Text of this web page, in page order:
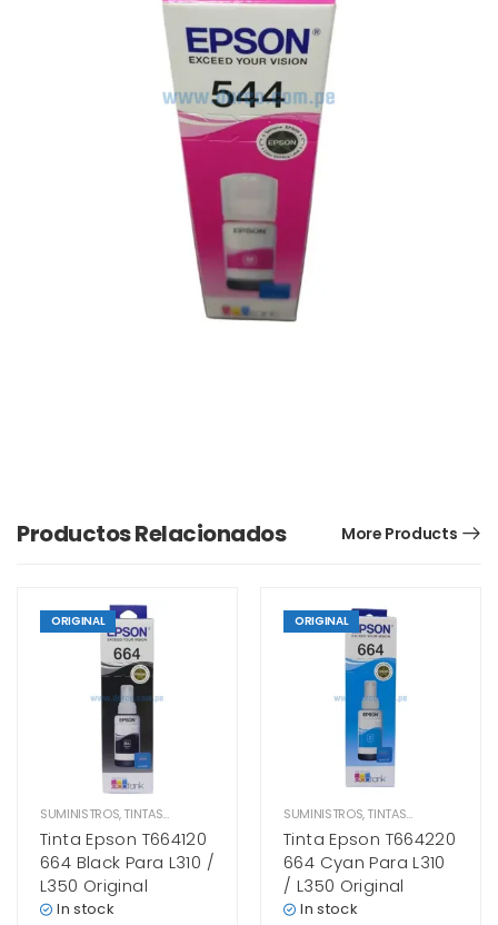
Productos Relacionados More Products
ORIGINAL
SUMINISTROS,TINTAS EPSON
Tinta Epson T664120
664 Black Para L310 /
L350 Original
In stock
ORIGINAL
SUMINISTROS,TINTAS EPSON
Tinta Epson T664220
664 Cyan Para L310
/ L350 Original
In stock